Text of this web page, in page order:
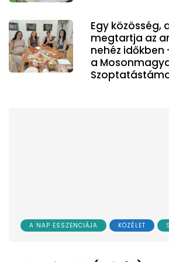
Egy közösség,
megtartja az
nehéz időkben
a
A NAP ESSZENCIÁJA KÖZÉLET